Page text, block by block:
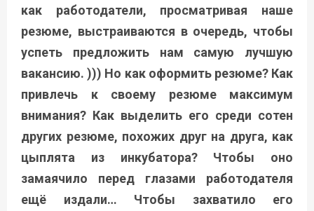
как работодатели, просматривая наше
резюме, выстраиваются в очередь, чтобы
успеть предложить нам самую лучшую
вакансию. ))) Но как оформить резюме? Как
привлечь к своему резюме максимум
внимания? Как выделить его среди сотен
других резюме, похожих друг на друга, как
цыплята из инкубатора? Чтобы оно
замаячило перед глазами работодателя
ещё издали… Чтобы захватило его